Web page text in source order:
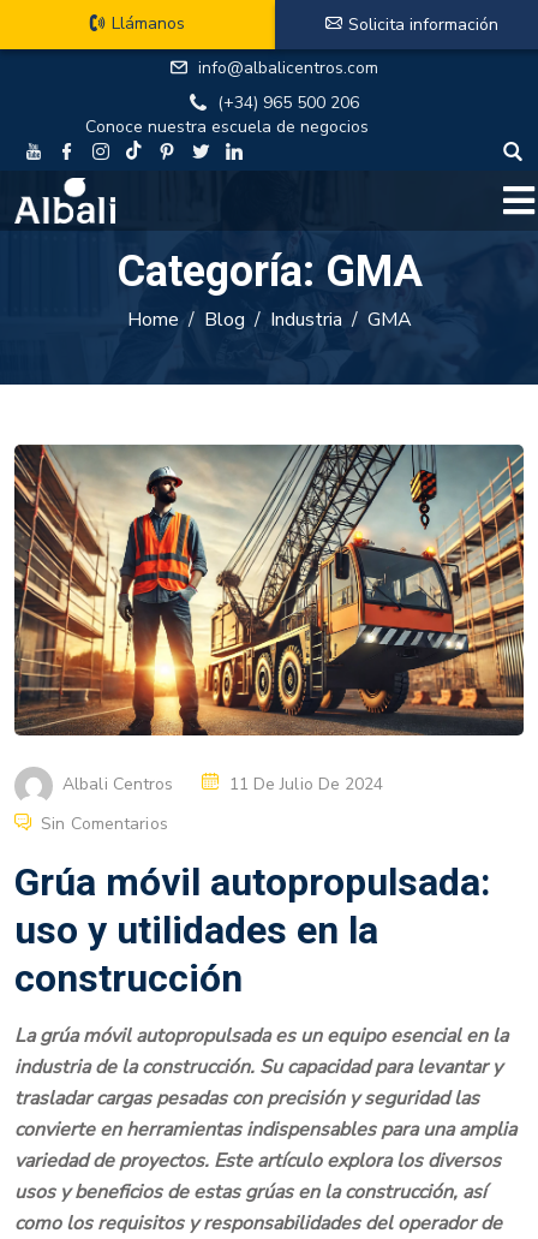
info@albalicentros.com
(+34) 965 500 206
Conoce nuestra escuela de negocios
Llámanos Solicita información
Categoría: GMA
Home Blog Industria GMA
Albali Centros
11 De Julio De 2024
Sin Comentarios
Grúa móvil autopropulsada:
uso y utilidades en la
construcción
La grúa móvil autopropulsada es un equipo esencial en la
industria de la construcción. Su capacidad para levantar y
trasladar cargas pesadas con precisión y seguridad las
convierte en herramientas indispensables para una amplia
variedad de proyectos. Este artículo explora los diversos
usos y beneficios de estas grúas en la construcción, así
como los requisitos y responsabilidades del operador de